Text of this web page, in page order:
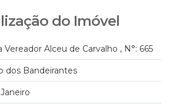
do Imóvel
Vereador Alceu de Carvalho , N°: 665
dos Bandeirantes